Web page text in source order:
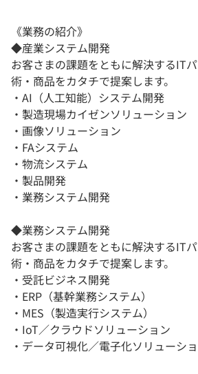
《業務の紹介》
◆産業システム開発
お客さまの課題をともに解決するIT
術・商品をカタチで提案します。
・AI（人工知能）システム開発
・製造現場カイゼンソリューション
・画像ソリューション
・FAシステム
・物流システム
・製品開発
・業務システム開発
◆業務システム開発
お客さまの課題をともに解決するIT
術・商品をカタチで提案します。
・受託ビジネス開発
・ERP（基幹業務システム）
・MES（製造実行システム）
・IoT／クラウドソリューション
・データ可視化／電子化ソリューシ